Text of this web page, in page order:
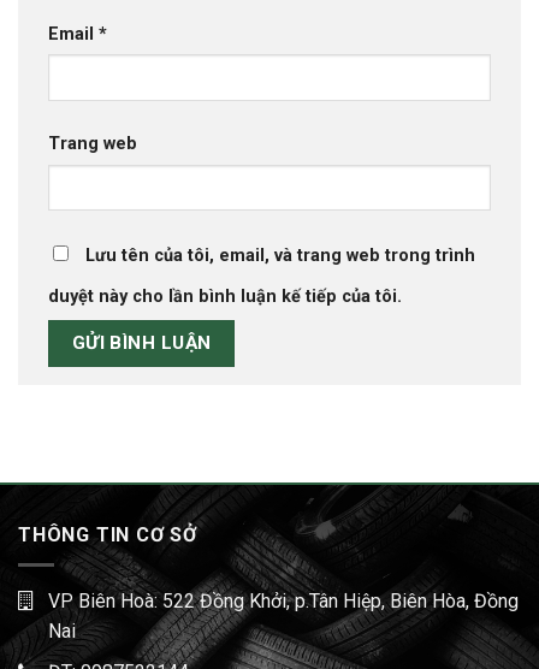
Email *
Trang web
Lưu tên của tôi, email, và trang web trong trình
duyệt này cho lần bình luận kế tiếp của tôi.
THÔNG TIN CƠ SỞ
VP Biên Hoà: 522 Đồng Khởi, p.Tân Hiệp, Biên Hòa, Đồng
Nai